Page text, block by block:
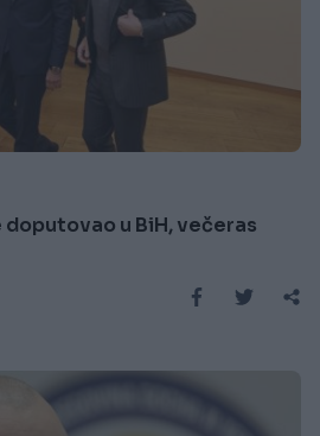
doputovao u BiH, večeras